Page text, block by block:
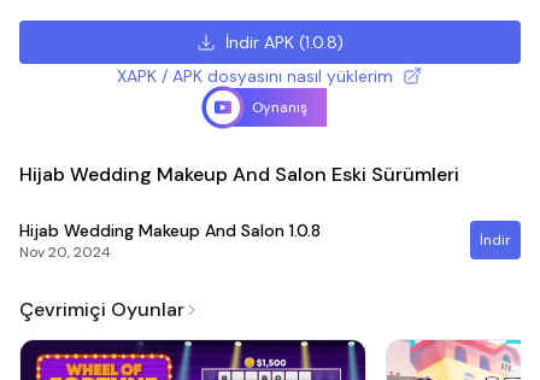
İndir APK(1.0.8)
XAPK / APK dosyasını nasıl yüklerim
Oynanış
Hijab Wedding Makeup And Salon Eski Sürümleri
Hijab Wedding Makeup And Salon 1.0.8
Nov 20, 2024
İndir
Çevrimiçi Oyunlar